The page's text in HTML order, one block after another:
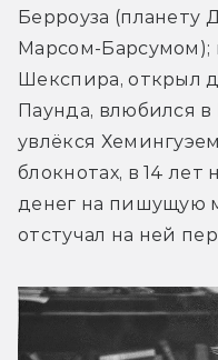
Берроуза (планету
Марсом-Барсумом);
Шекспира, открыл
Паунда, влюбился в
увлёкся
блокнотах, в 14 лет
денег на пишущую
отстучал на ней